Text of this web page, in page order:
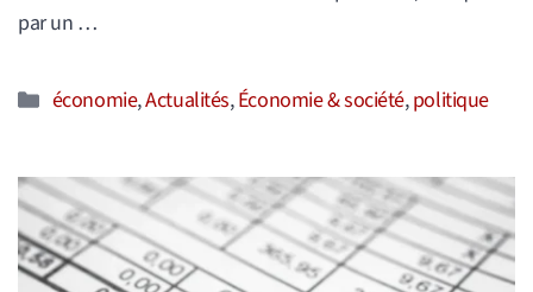
par un …
Catégories
économie,Actualités,Économie & société,politique